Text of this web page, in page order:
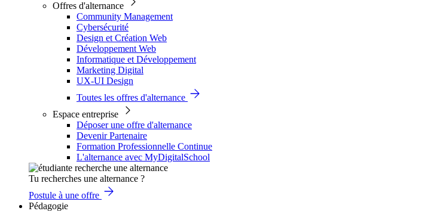
Offres d'alternance
Community Management
Cybersécurité
Design et Création Web
Développement Web
Informatique et Développement
Marketing Digital
UX-UI Design
Toutes les offres d'alternance
Espace entreprise
Déposer une offre d'alternance
Devenir Partenaire
Formation Professionnelle Continue
L'alternance avec MyDigitalSchool
Tu recherches une alternance ?
Postule à une offre
Pédagogie